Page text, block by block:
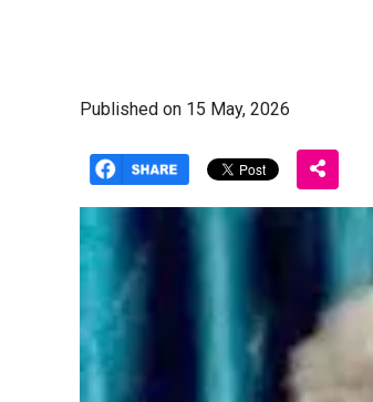
Published on 15 May, 2026